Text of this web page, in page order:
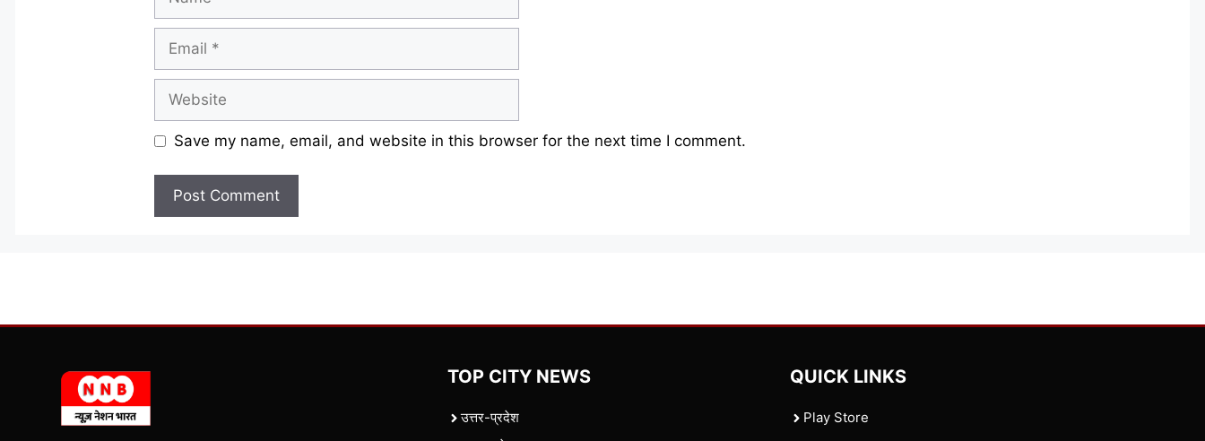
Save my name, email, and website in this browser for the next time I comment.
TOP CITY NEWS
उत्तर-प्रदेश
QUICK LINKS
Play Store